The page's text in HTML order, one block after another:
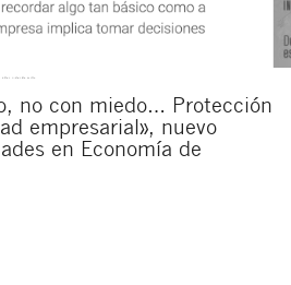
no con miedo… Protección
empresarial», nuevo
en Economía de